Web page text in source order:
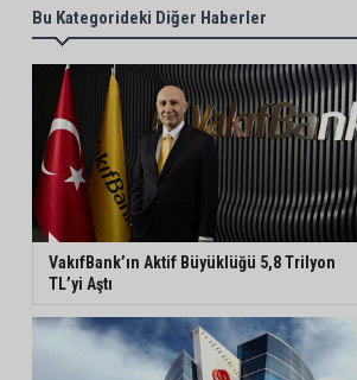
Bu Kategorideki Diğer Haberler
VakıfBank’ın Aktif Büyüklüğü 5,8 Trilyon
TL’yi Aştı